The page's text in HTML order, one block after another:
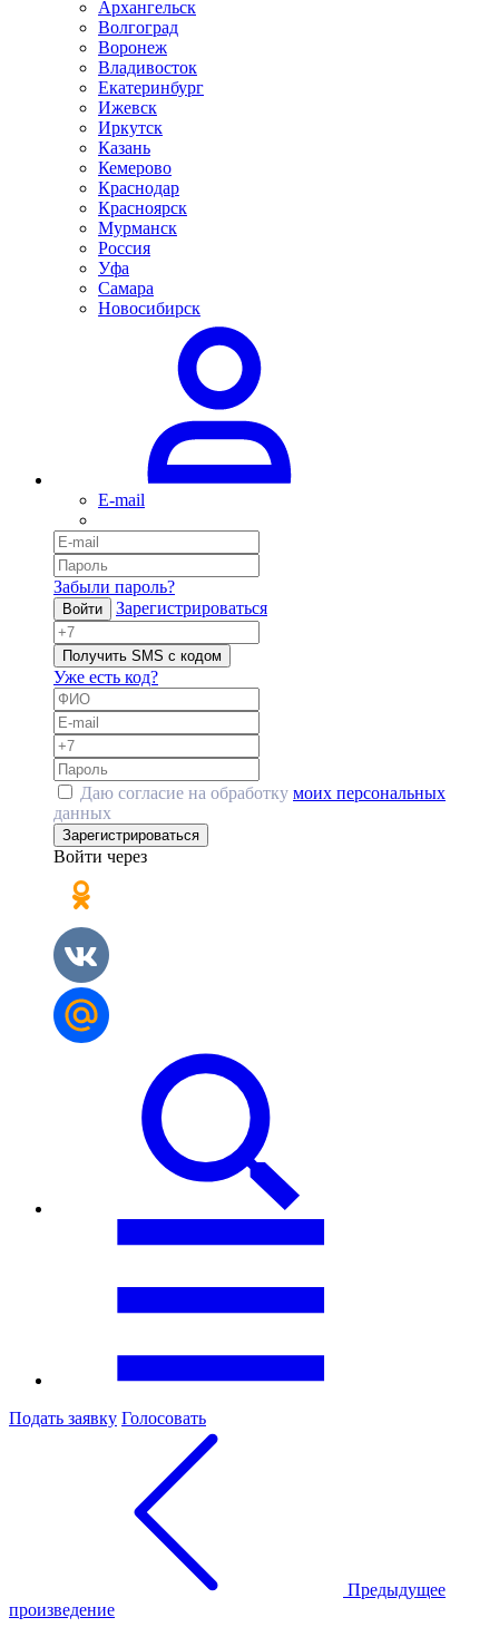
Архангельск
Волгоград
Воронеж
Владивосток
Екатеринбург
Ижевск
Иркутск
Казань
Кемерово
Краснодар
Красноярск
Мурманск
Россия
Уфа
Самара
Новосибирск
E-mail
Забыли пароль?
Войти Зарегистрироваться
Получить SMS с кодом
Уже есть код?
Даю согласие на обработку моих персональных
данных
Зарегистрироваться
Войти через
Подать заявку Голосовать
Предыдущее
произведение